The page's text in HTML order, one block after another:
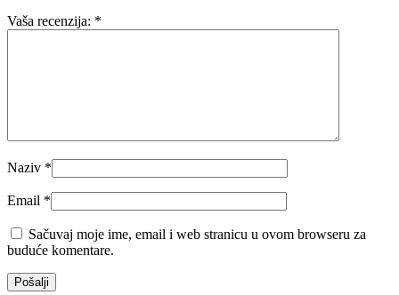
Vaša recenzija: *
Naziv *
Email *
Sačuvaj moje ime, email i web stranicu u ovom browseru za
buduće komentare.